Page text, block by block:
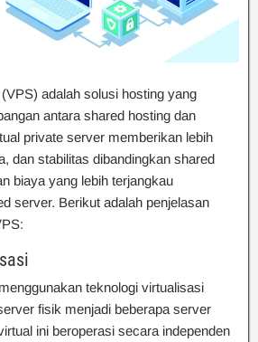
adalah solusi hosting yang
antara shared hosting dan
private server memberikan lebih
dan stabilitas dibandingkan shared
biaya yang lebih terjangkau
server. Berikut adalah penjelasan
teknologi virtualisasi
fisik menjadi beberapa server
ini beroperasi secara independen